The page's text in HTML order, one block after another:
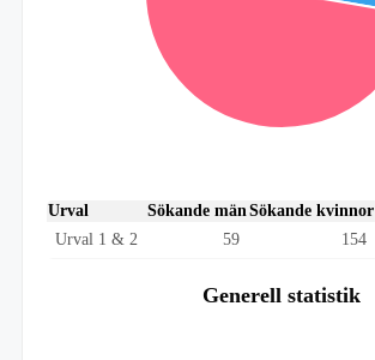
Urval Sökande män Sökande kvinnor
Urval 1 & 2
59 154
Generell statistik